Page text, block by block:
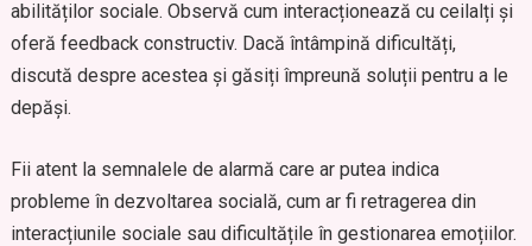
abilităților sociale. Observă cum interacționează cu ceilalți și
oferă feedback constructiv. Dacă întâmpină dificultăți,
discută despre acestea și găsiți împreună soluții pentru a le
depăși.
Fii atent la semnalele de alarmă care ar putea indica
probleme în dezvoltarea socială, cum ar fi retragerea din
interacțiunile sociale sau dificultățile în gestionarea emoțiilor.